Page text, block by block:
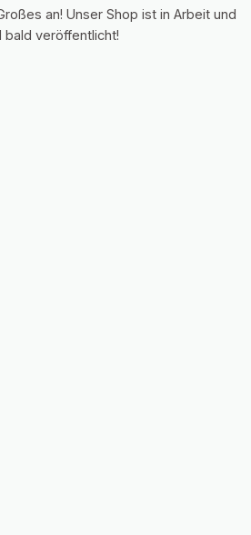
an! Unser Shop ist in Arbeit und
bald veröffentlicht!